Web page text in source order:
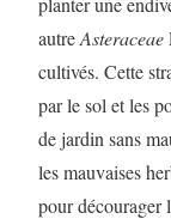
autreAsteraceae
cultivés. Cette
par le sol et les
de jardin sans
les mauvaises
pour décourager